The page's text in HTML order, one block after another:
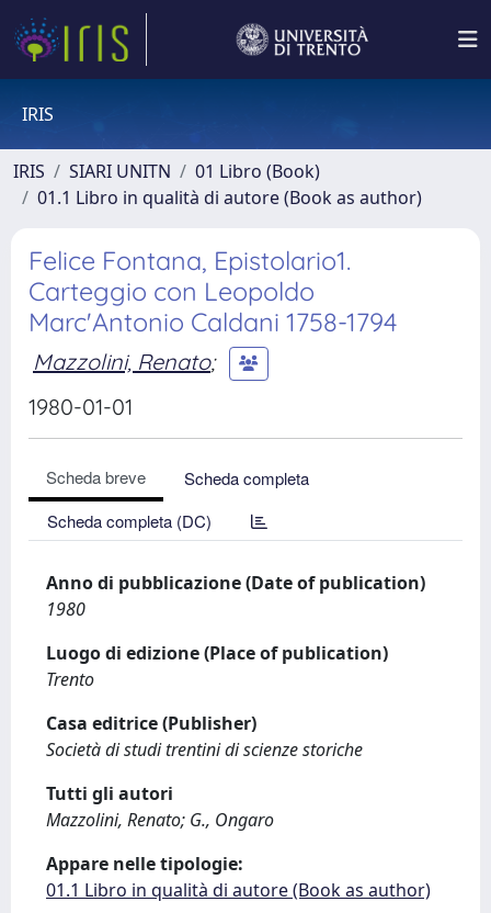
IRIS
IRIS SIARI UNITN
01 Libro (Book)
01.1 Libro in qualità di autore (Book as author)
Felice Fontana, Epistolario1.
Carteggio con Leopoldo
Marc'Antonio Caldani 1758-1794
Mazzolini, Renato;
1980-01-01
Scheda breve
Scheda completa
Scheda completa (DC)
Anno di pubblicazione (Date of publication)
1980
Luogo di edizione (Place of publication)
Trento
Casa editrice (Publisher)
Società di studi trentini di scienze storiche
Tutti gli autori
Mazzolini, Renato; G., Ongaro
Appare nelle tipologie:
01.1 Libro in qualità di autore (Book as author)